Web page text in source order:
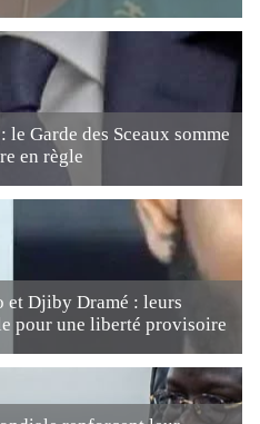
Garde des Sceaux somme
en règle
Djiby Dramé : leurs
pour une liberté provisoire